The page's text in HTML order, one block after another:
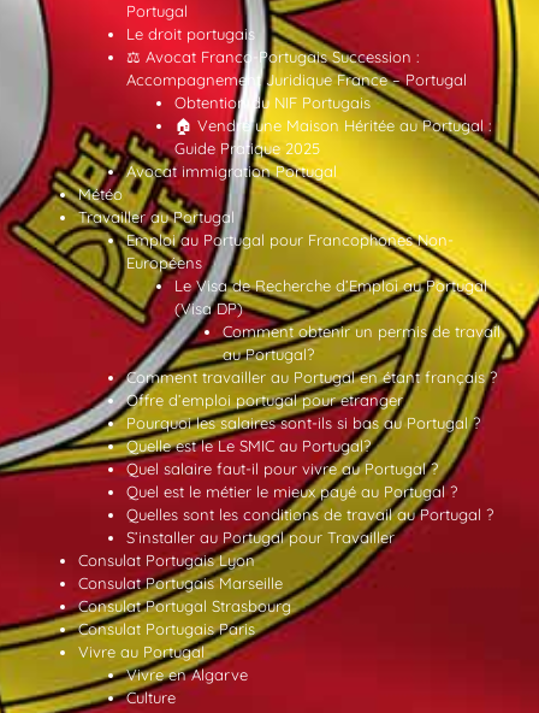
Portugal
Le droit portugais
⚖️ Avocat Franco-Portugais Succession :
Accompagnement Juridique France – Portugal
Obtention du NIF Portugais
🏠 Vendre une Maison Héritée au Portugal :
Guide Pratique 2025
Avocat immigration Portugal
Météo
Travailler au Portugal
Emploi au Portugal pour Francophones Non-
Européens
Le Visa de Recherche d’Emploi au Portugal
(Visa DP)
Comment obtenir un permis de travail
au Portugal?
Comment travailler au Portugal en étant français ?
Offre d’emploi portugal pour etranger
Pourquoi les salaires sont-ils si bas au Portugal ?
Quelle est le Le SMIC au Portugal?
Quel salaire faut-il pour vivre au Portugal ?
Quel est le métier le mieux payé au Portugal ?
Quelles sont les conditions de travail au Portugal ?
S’installer au Portugal pour Travailler
Consulat Portugais Lyon
Consulat Portugais Marseille
Consulat Portugal Strasbourg
Consulat Portugais Paris
Vivre au Portugal
Vivre en Algarve
Culture